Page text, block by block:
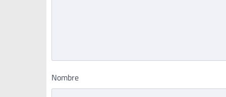
Nombre